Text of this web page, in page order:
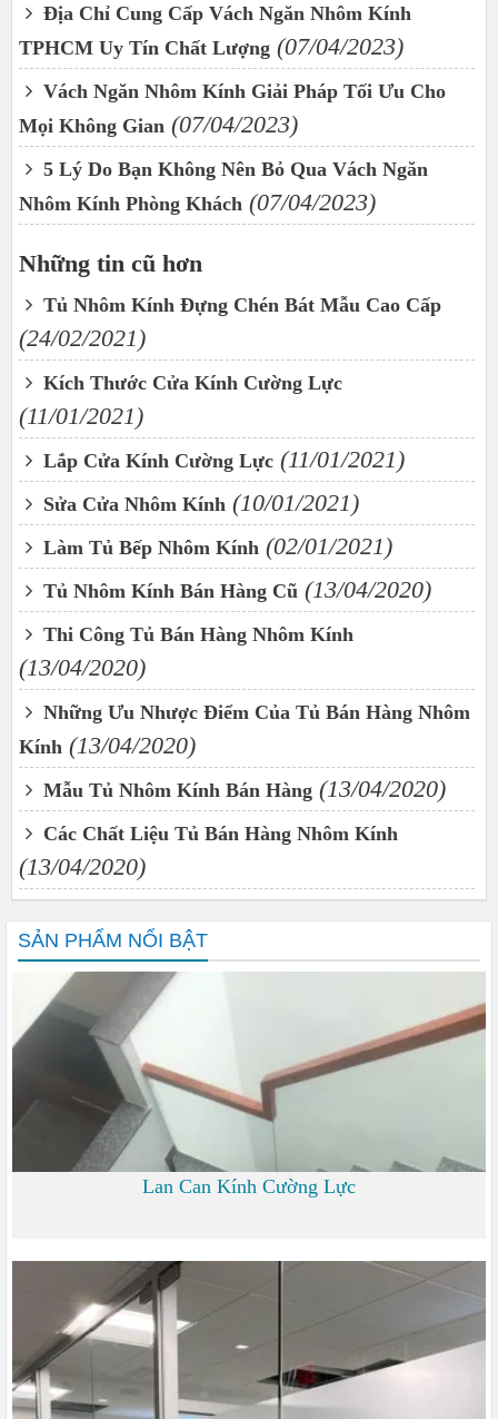
Địa Chỉ Cung Cấp Vách Ngăn Nhôm Kính
TPHCM Uy Tín Chất Lượng (07/04/2023)
Vách Ngăn Nhôm Kính Giải Pháp Tối Ưu Cho
Mọi Không Gian (07/04/2023)
5 Lý Do Bạn Không Nên Bỏ Qua Vách Ngăn
Nhôm Kính Phòng Khách (07/04/2023)
Những tin cũ hơn
Tủ Nhôm Kính Đựng Chén Bát Mẫu Cao Cấp
(24/02/2021)
Kích Thước Cửa Kính Cường Lực
(11/01/2021)
Lắp Cửa Kính Cường Lực (11/01/2021)
Sửa Cửa Nhôm Kính (10/01/2021)
Làm Tủ Bếp Nhôm Kính (02/01/2021)
Tủ Nhôm Kính Bán Hàng Cũ (13/04/2020)
Thi Công Tủ Bán Hàng Nhôm Kính
(13/04/2020)
Những Ưu Nhược Điểm Của Tủ Bán Hàng Nhôm
Kính (13/04/2020)
Mẫu Tủ Nhôm Kính Bán Hàng (13/04/2020)
Các Chất Liệu Tủ Bán Hàng Nhôm Kính
(13/04/2020)
SẢN PHẨM NỔI BẬT
Lan Can Kính Cường Lực